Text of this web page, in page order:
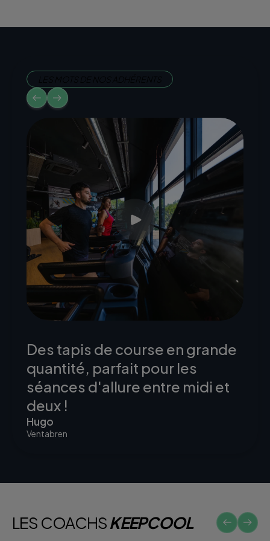
Des tapis de course en grande
quantité, parfait pour les
séances d'allure entre midi et
deux !
Hugo
Ventabren
LES COACHSKEEPCOOL